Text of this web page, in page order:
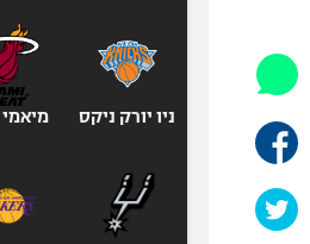
אופניים
ספורט
כדורמים
בייסבול MLB
ספורט
ניו יורק ניקס